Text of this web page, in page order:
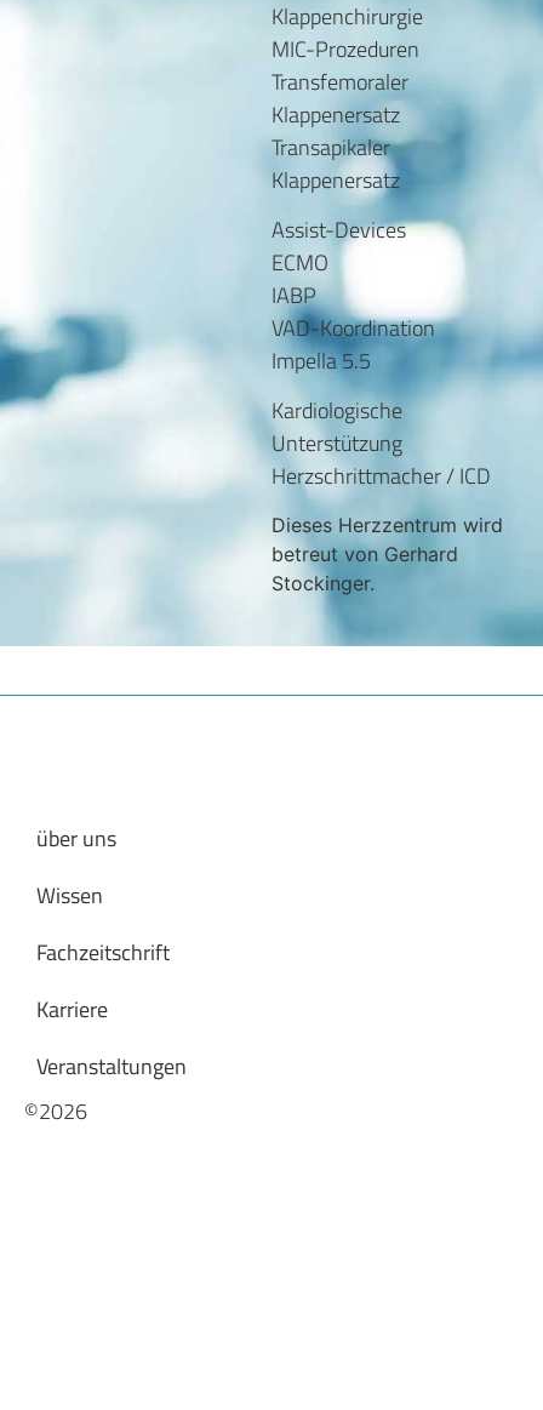
Klappenchirurgie
MIC-Prozeduren
Transfemoraler
Klappenersatz
Transapikaler
Klappenersatz
Assist-Devices
ECMO
IABP
VAD-Koordination
Impella 5.5
Kardiologische
Unterstützung
Herzschrittmacher / ICD
Dieses Herzzentrum wird
betreut von Gerhard
Stockinger.
über uns
Wissen
Fachzeitschrift
Karriere
Veranstaltungen
©2026